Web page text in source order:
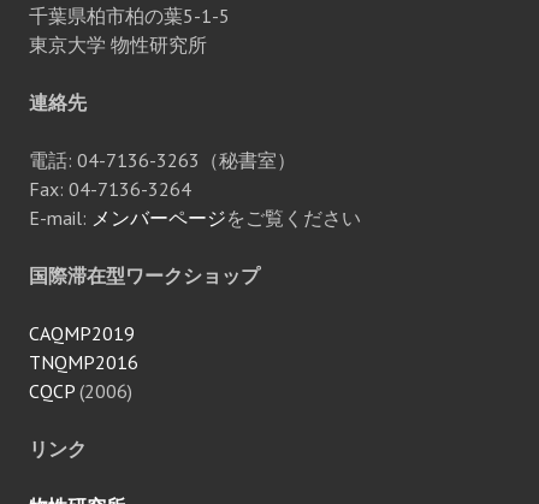
千葉県柏市柏の葉5-1-5
東京大学 物性研究所
連絡先
電話: 04-7136-3263（秘書室）
Fax: 04-7136-3264
E-mail: メンバーページをご覧ください
国際滞在型ワークショップ
CAQMP2019
TNQMP2016
CQCP (2006)
リンク